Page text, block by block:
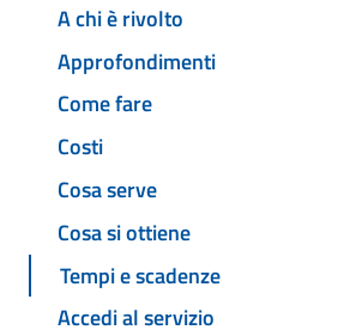
A chi è rivolto
Approfondimenti
Come fare
Costi
Cosa serve
Cosa si ottiene
Tempi e scadenze
Accedi al servizio